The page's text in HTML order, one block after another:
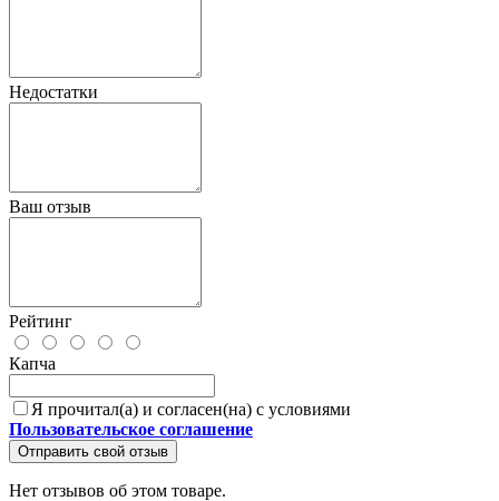
Недостатки
Ваш отзыв
Рейтинг
Капча
Я прочитал(а) и согласен(на) с условиями
Пользовательское соглашение
Отправить свой отзыв
Нет отзывов об этом товаре.